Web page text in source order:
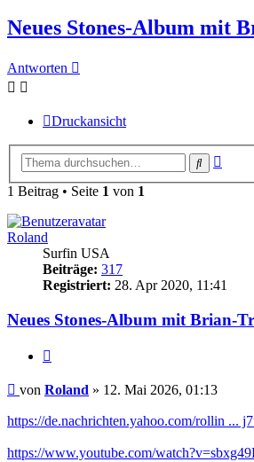
Neues Stones-Album mit
Antworten
Druckansicht
Suche
1 Beitrag • Seite 1 von 1
Roland
Surfin USA
Beiträge: 317
Registriert: 28. Apr 2020, 11:41
Neues Stones-Album mit Brian-
Beitrag
von Roland » 12. Mai 2026, 01:13
https://de.nachrichten.yahoo.com/rollin ...
https://www.youtube.com/